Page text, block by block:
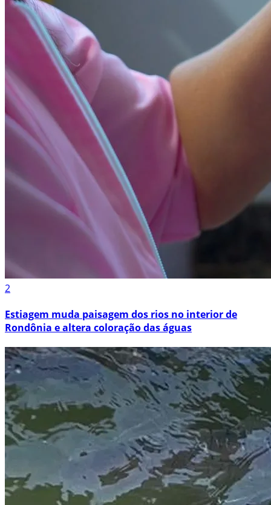
2
Estiagem muda paisagem dos rios no interior de
Rondônia e altera coloração das águas